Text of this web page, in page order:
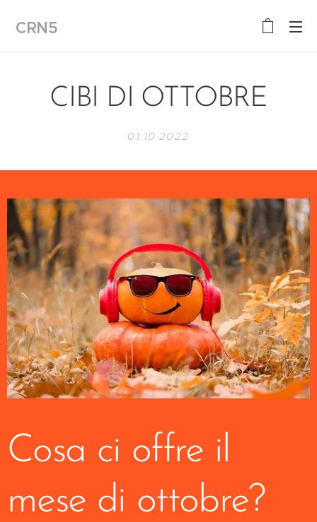
CRN5
CIBI DI OTTOBRE
01.10.2022
Cosa ci offre il
mese di ottobre?